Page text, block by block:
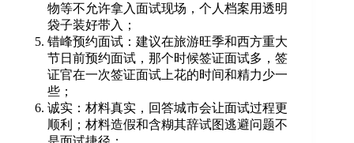
物等不允许拿入面试现场，个人档案用透明
袋子装好带入；
错峰预约面试：建议在旅游旺季和西方重大
节日前预约面试，那个时候签证面试多，签
证官在一次签证面试上花的时间和精力少一
些；
诚实：材料真实，回答城市会让面试过程更
顺利；材料造假和含糊其辞试图逃避问题不